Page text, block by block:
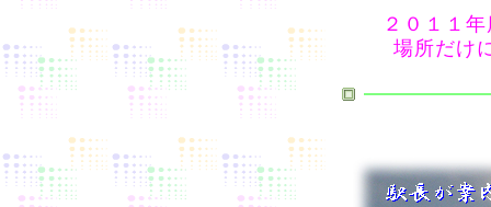
２０１１
場所だけ